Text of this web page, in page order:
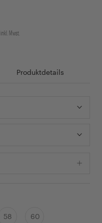
inkl. Mwst.
Produktdetails
58 60